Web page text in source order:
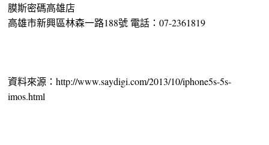
膜斯密碼高雄店
高雄市新興區林森一路188號 電話：07-2361819
資料來源：http://www.saydigi.com/2013/10/iphone5s-5s-
imos.html